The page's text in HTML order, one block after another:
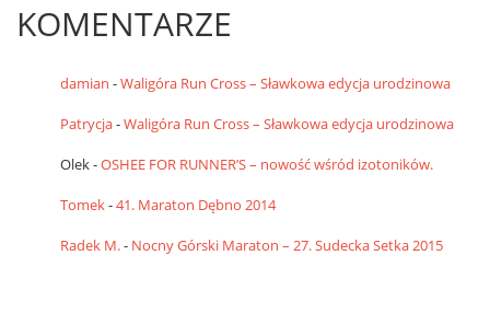
KOMENTARZE
damian -Waligóra Run Cross – Sławkowa edycja urodzinowa
Patrycja-Waligóra Run Cross – Sławkowa edycja urodzinowa
Olek-OSHEE FOR RUNNER’S – nowość wśród izotoników.
Tomek-41. Maraton Dębno 2014
Radek M.- Nocny Górski Maraton – 27. Sudecka Setka 2015